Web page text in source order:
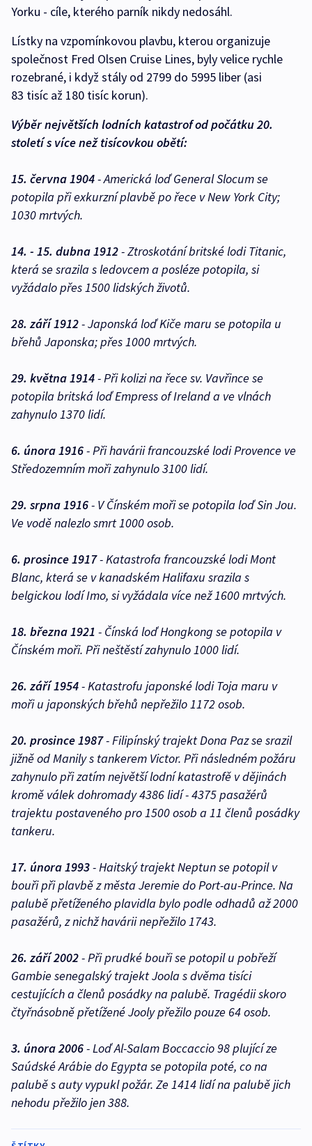
Yorku - cíle, kterého parník nikdy nedosáhl.
Lístky na vzpomínkovou plavbu, kterou organizuje
společnost Fred Olsen Cruise Lines, byly velice rychle
rozebrané, i když stály od 2799 do 5995 liber (asi
83 tisíc až 180 tisíc korun).
Výběr největších lodních katastrof od počátku 20.
století s více než tisícovkou obětí:
15. června 1904- Americká loď General Slocum se
potopila při exkurzní plavbě po řece v New York City;
1030 mrtvých.
14. - 15. dubna 1912- Ztroskotání britské lodi Titanic,
která se srazila s ledovcem a posléze potopila, si
vyžádalo přes 1500 lidských životů.
28. září 1912- Japonská loď Kiče maru se potopila u
břehů Japonska; přes 1000 mrtvých.
29. května 1914- Při kolizi na řece sv. Vavřince se
potopila britská loď Empress of Ireland a ve vlnách
zahynulo 1370 lidí.
6. února 1916- Při havárii francouzské lodi Provence ve
Středozemním moři zahynulo 3100 lidí.
29. srpna 1916- V Čínském moři se potopila loď Sin Jou.
Ve vodě nalezlo smrt 1000 osob.
6. prosince 1917- Katastrofa francouzské lodi Mont
Blanc, která se v kanadském Halifaxu srazila s
belgickou lodí Imo, si vyžádala více než 1600 mrtvých.
18. března 1921 - Čínská loď Hongkong se potopila v
Čínském moři. Při neštěstí zahynulo 1000 lidí.
26. září 1954- Katastrofu japonské lodi Toja maru v
moři u japonských břehů nepřežilo 1172 osob.
20. prosince 1987- Filipínský trajekt Dona Paz se srazil
jižně od Manily s tankerem Victor. Při následném požáru
zahynulo při zatím největší lodní katastrofě v dějinách
kromě válek dohromady 4386 lidí - 4375 pasažérů
trajektu postaveného pro 1500 osob a 11 členů posádky
tankeru.
17. února 1993- Haitský trajekt Neptun se potopil v
bouři při plavbě z města Jeremie do Port-au-Prince. Na
palubě přetíženého plavidla bylo podle odhadů až 2000
pasažérů, z nichž havárii nepřežilo 1743.
26. září 2002- Při prudké bouři se potopil u pobřeží
Gambie senegalský trajekt Joola s dvěma tisíci
cestujících a členů posádky na palubě. Tragédii skoro
čtyřnásobně přetížené Jooly přežilo pouze 64 osob.
3. února 2006- Loď Al-Salam Boccaccio 98 plující ze
Saúdské Arábie do Egypta se potopila poté, co na
palubě s auty vypukl požár. Ze 1414 lidí na palubě jich
nehodu přežilo jen 388.